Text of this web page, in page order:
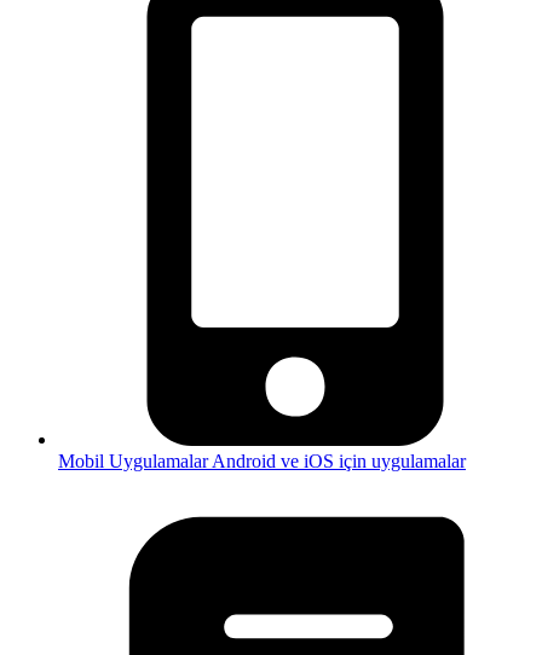
Mobil UygulamalarAndroid ve iOS için uygulamalar